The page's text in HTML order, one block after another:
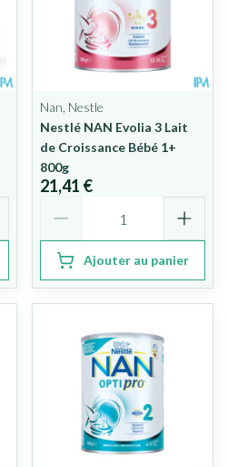
Nan, Nestle
Nestlé NAN Evolia 3 Lait
de Croissance Bébé 1+
800g
21,41 €
Ajouter au panier